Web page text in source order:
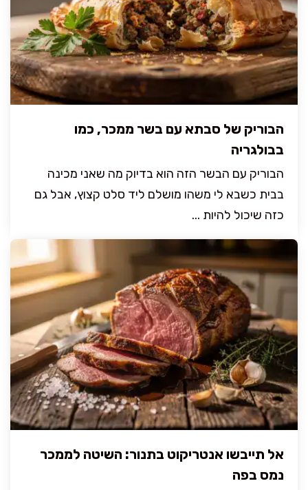
הבוריק של סבתא עם בשר ממכר, כמו
בבולגריה
הבוריק עם הבשר הזה הוא בדיוק מה שאני מכינה
בבית כשבא לי משהו מושלם ליד סלט קצוץ, אבל גם
כזה שיכול להיות ...
אל תייבשו אנטריקוט בתנור: השיטה לממכר
נמס בפה